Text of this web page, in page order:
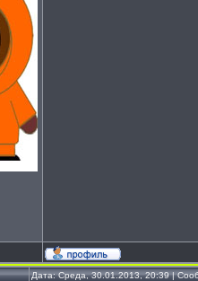
Дата: Среда, 30.01.2013, 20:39 |